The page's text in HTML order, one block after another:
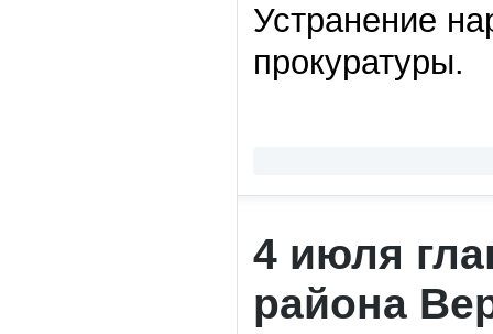
Устранение
прокуратуры.
4 июля
района